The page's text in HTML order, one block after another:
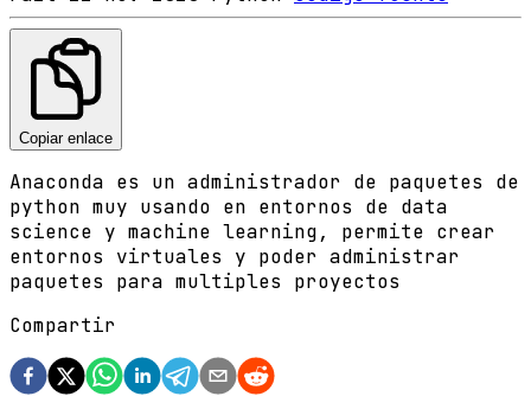
Copiar enlace
Anaconda es un administrador de paquetes de
python muy usando en entornos de data
science y machine learning, permite crear
entornos virtuales y poder administrar
paquetes para multiples proyectos
Compartir